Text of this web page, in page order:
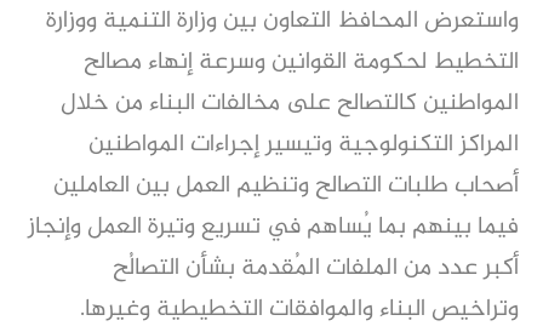
واستعرض المحافظ التعاون بين وزارة التنمية ووزارة
التخطيط لحكومة القوانين وسرعة إنهاء مصالح
المواطنين كالتصالح على مخالفات البناء من خلال
المراكز التكنولوجية وتيسير إجراءات المواطنين
أصحاب طلبات التصالح وتنظيم العمل بين العاملين
فيما بينهم بما يُساهم في تسريع وتيرة العمل وإنجاز
أكبر عدد من الملفات المُقدمة بشأن التصالُح
وتراخيص البناء والموافقات التخطيطية وغيرها.